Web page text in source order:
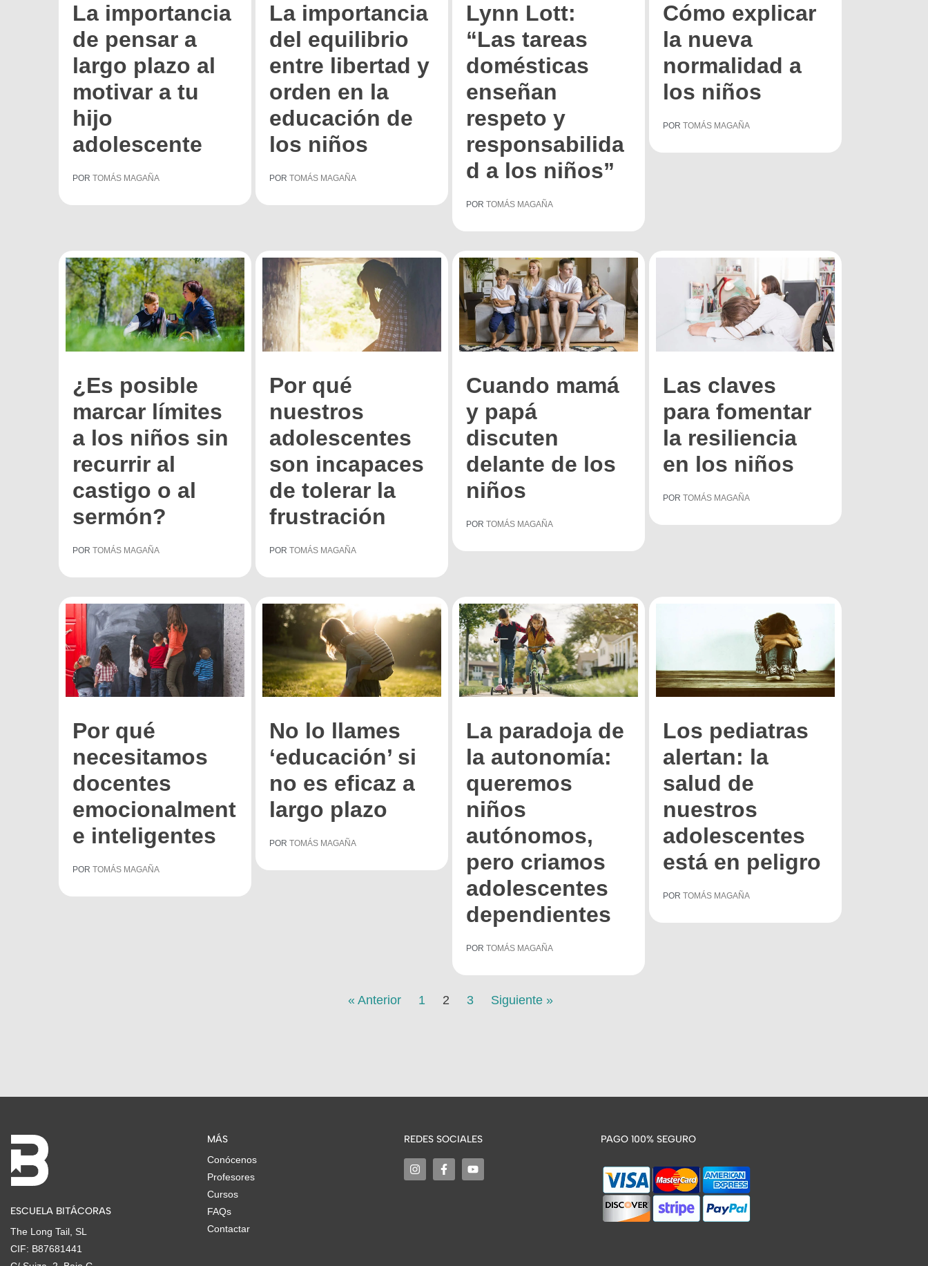
La importancia
de pensar a
largo plazo al
motivar a tu
hijo
adolescente
POR TOMÁS MAGAÑA
La importancia
del equilibrio
entre libertad y
orden en la
educación de
los niños
POR TOMÁS MAGAÑA
Lynn Lott:
“Las tareas
domésticas
enseñan
respeto y
responsabilida
d a los niños”
POR TOMÁS MAGAÑA
Cómo explicar
la nueva
normalidad a
los niños
POR TOMÁS MAGAÑA
¿Es posible
marcar límites
a los niños sin
recurrir al
castigo o al
sermón?
POR TOMÁS MAGAÑA
Por qué
nuestros
adolescentes
son incapaces
de tolerar la
frustración
POR TOMÁS MAGAÑA
Cuando mamá
y papá
discuten
delante de los
niños
POR TOMÁS MAGAÑA
Las claves
para fomentar
la resiliencia
en los niños
POR TOMÁS MAGAÑA
Por qué
necesitamos
docentes
emocionalment
e inteligentes
POR TOMÁS MAGAÑA
No lo llames
‘educación’ si
no es eficaz a
largo plazo
POR TOMÁS MAGAÑA
La paradoja de
la autonomía:
queremos
niños
autónomos,
pero criamos
adolescentes
dependientes
POR TOMÁS MAGAÑA
Los pediatras
alertan: la
salud de
nuestros
adolescentes
está en peligro
POR TOMÁS MAGAÑA
« Anterior 1 2 3 Siguiente »
ESCUELA BITÁCORAS
The Long Tail, SL
CIF: B87681441
MÁS
Conócenos
Profesores
Cursos
FAQs
Contactar
REDES SOCIALES PAGO 100% SEGURO